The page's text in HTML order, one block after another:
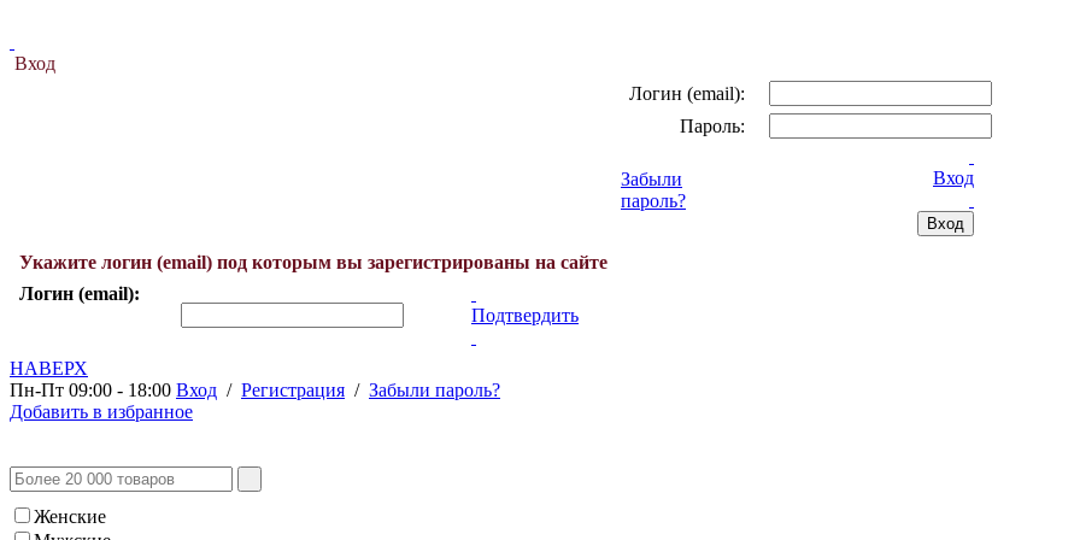
Вход
Логин (email):
Пароль:
Забыли
пароль?
Вход
Укажите логин (email) под которым вы зарегистрированы на сайте
Логин (email):
Подтвердить
НАВЕРХ
Пн-Пт 09:00 - 18:00 Вход / Регистрация / Забыли пароль?
Добавить в избранное
Женские